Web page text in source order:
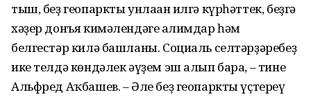
тыш, беҙ геопаркты унлаған илгә күрһәттек, беҙгә
хәҙер донъя кимәлендәге ғалимдар һәм
белгестәр килә башланы. Социаль селтәрҙәребеҙ
ике телдә көндәлек әүҙем эш алып бара, – тине
Альфред Аҡбашев. – Әле беҙ геопаркты үҫтереү